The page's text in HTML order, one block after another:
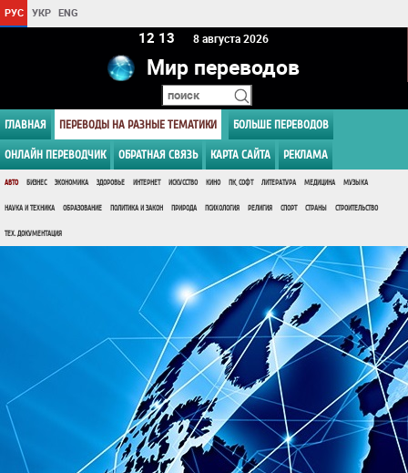
РУС УКР ENG
12:13 8 августа 2026
Мир переводов
ГЛАВНАЯ ПЕРЕВОДЫ НА РАЗНЫЕ ТЕМАТИКИ БОЛЬШЕ ПЕРЕВОДОВ
ОНЛАЙН ПЕРЕВОДЧИК ОБРАТНАЯ СВЯЗЬ КАРТА САЙТА РЕКЛАМА
АВТО БИЗНЕС ЭКОНОМИКА ЗДОРОВЬЕ ИНТЕРНЕТ ИСКУССТВО КИНО ПК, СОФТ ЛИТЕРАТУРА МЕДИЦИНА МУЗЫКА
НАУКА И ТЕХНИКА ОБРАЗОВАНИЕ ПОЛИТИКА И ЗАКОН ПРИРОДА ПСИХОЛОГИЯ РЕЛИГИЯ СПОРТ СТРАНЫ СТРОИТЕЛЬСТВО
ТЕХ. ДОКУМЕНТАЦИЯ